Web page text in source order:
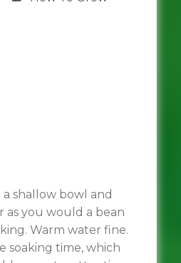
shallow bowl and
as you would a bean
Warm water fine.
soaking time, which